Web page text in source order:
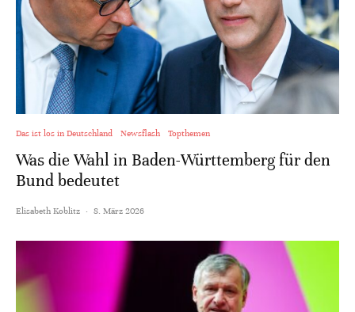
Das ist los in Deutschland Newsflash Topthemen
Was die Wahl in Baden-Württemberg für den
Bund bedeutet
Elisabeth Koblitz · 8. März 2026